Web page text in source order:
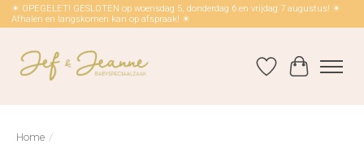
☀ OPEGELET! GESLOTEN op woensdag 5, donderdag 6 en vrijdag 7 augustus! ☀
Afhalen en langskomen kan op afspraak! ☀
Verlanglijst
Home /